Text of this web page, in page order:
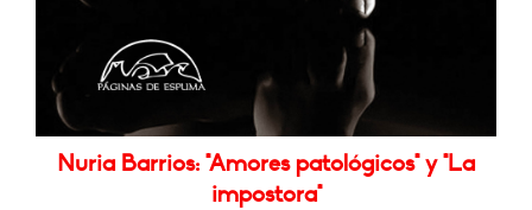
Nuria Barrios: "Amores patológicos" y "La
impostora"